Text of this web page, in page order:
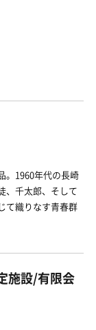
。1960年代の長崎
、千太郎、そして
て織りなす青春群
施設/有限会